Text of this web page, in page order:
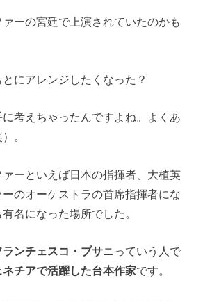
ーの宮廷で上演されていたのかも
にアレンジしたくなった？
考えちゃったんですよね。よくあ
。
ーといえば日本の指揮者、大植英
のオーケストラの首席指揮者にな
名になった場所でした。
ンチェスコ・ブサニっていう人で
ネチアで活躍した台本作家です。